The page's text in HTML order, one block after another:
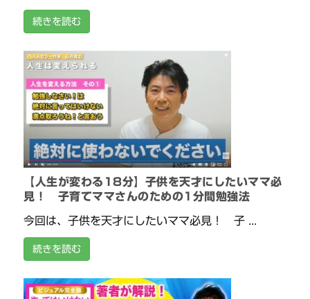
続きを読む
【人生が変わる18分】子供を天才にしたいママ必
見！ 子育てママさんのための1分間勉強法
今回は、子供を天才にしたいママ必見！ 子 ...
続きを読む